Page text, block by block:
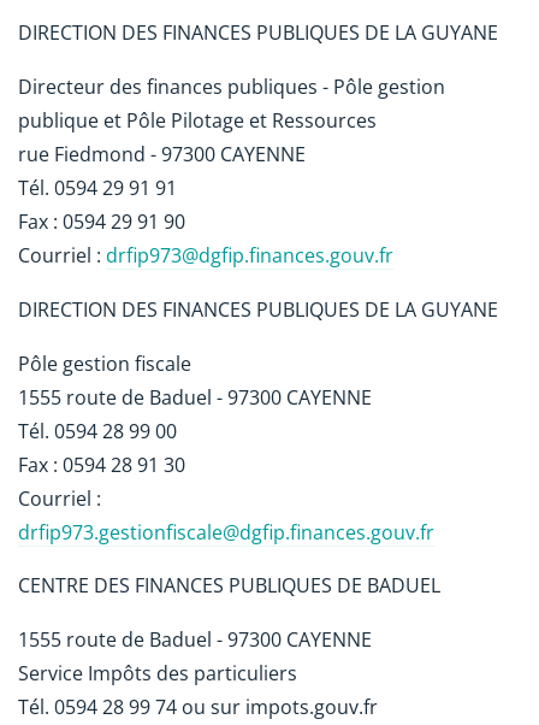
DIRECTION DES FINANCES PUBLIQUES DE LA GUYANE
Directeur des finances publiques - Pôle gestion
publique et Pôle Pilotage et Ressources
rue Fiedmond - 97300 CAYENNE
Tél. 0594 29 91 91
Fax : 0594 29 91 90
Courriel : drfip973@dgfip.finances.gouv.fr
DIRECTION DES FINANCES PUBLIQUES DE LA GUYANE
Pôle gestion fiscale
1555 route de Baduel - 97300 CAYENNE
Tél. 0594 28 99 00
Fax : 0594 28 91 30
Courriel :
drfip973.gestionfiscale@dgfip.finances.gouv.fr
CENTRE DES FINANCES PUBLIQUES DE BADUEL
1555 route de Baduel - 97300 CAYENNE
Service Impôts des particuliers
Tél. 0594 28 99 74 ou sur impots.gouv.fr